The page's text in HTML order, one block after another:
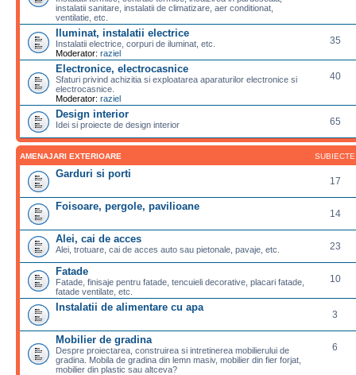
instalatii sanitare, instalatii de climatizare, aer conditionat,
ventilatie, etc.
Iluminat, instalatii electrice
Instalatii electrice, corpuri de iluminat, etc.
Moderator: raziel
35
Electronice, electrocasnice
Sfaturi privind achizitia si exploatarea aparaturilor electronice si
electrocasnice.
Moderator: raziel
40
Design interior
Idei si proiecte de design interior 65
AMENAJARI EXTERIOARE SUBIECTE
Garduri si porti
17
Foisoare, pergole, pavilioane
14
Alei, cai de acces
Alei, trotuare, cai de acces auto sau pietonale, pavaje, etc. 23
Fatade
Fatade, finisaje pentru fatade, tencuieli decorative, placari fatade,
fatade ventilate, etc.
10
Instalatii de alimentare cu apa
3
Mobilier de gradina
Despre proiectarea, construirea si intretinerea mobilierului de
gradina. Mobila de gradina din lemn masiv, mobilier din fier forjat,
mobilier din plastic sau altceva?
6